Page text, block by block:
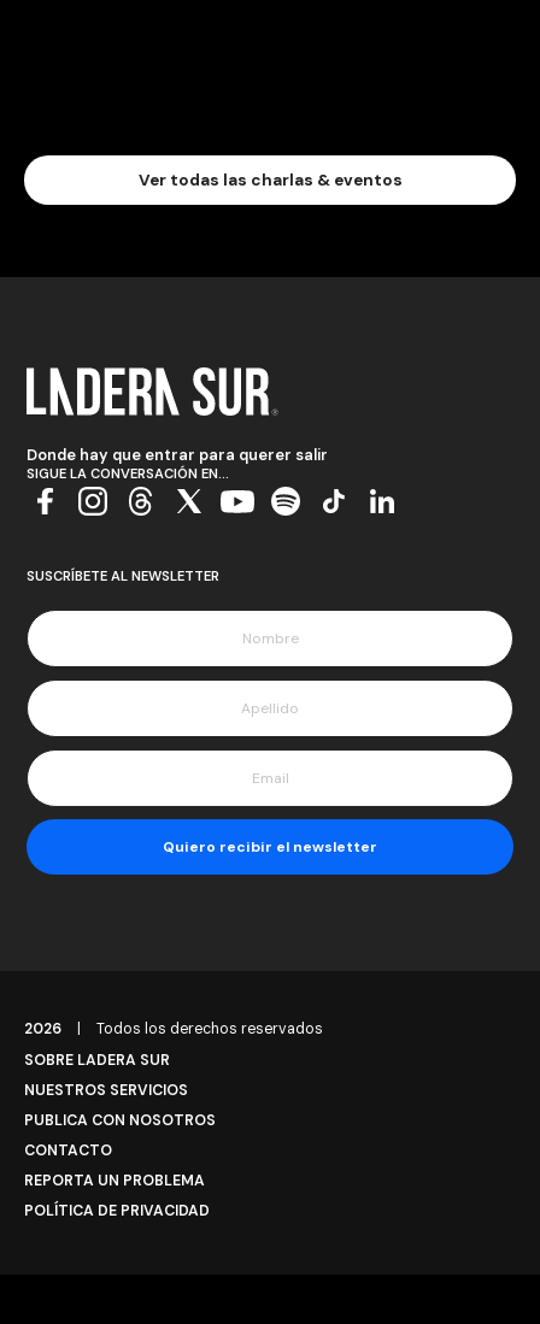
Ver todas las charlas & eventos
Donde hay que entrar para querer salir
SIGUE LA CONVERSACIÓN EN...
SUSCRÍBETE AL NEWSLETTER
2026
Todos los derechos reservados
SOBRE LADERA SUR
NUESTROS SERVICIOS
PUBLICA CON NOSOTROS
CONTACTO
REPORTA UN PROBLEMA
POLÍTICA DE PRIVACIDAD